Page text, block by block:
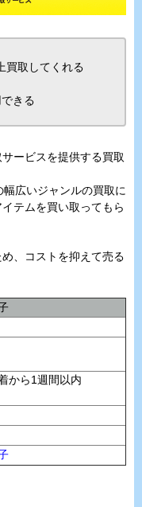
買取してくれる
きる
ービスを提供する買取
広いジャンルの買取に
テムを買い取ってもら
、コストを抑えて売る
から1週間以内